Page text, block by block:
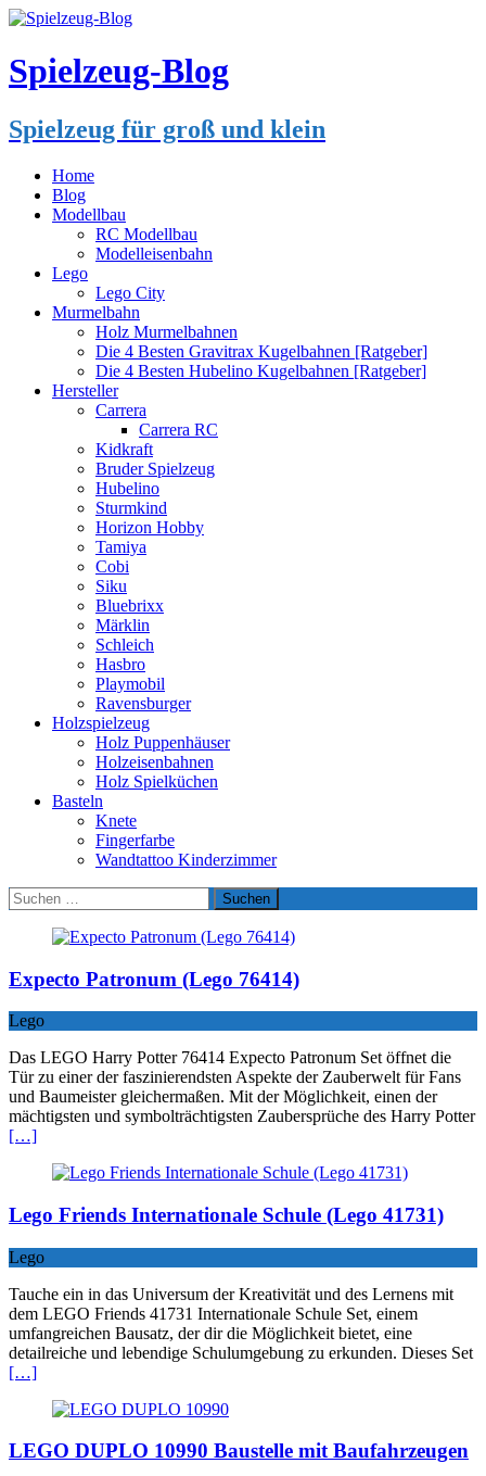
Spielzeug-Blog
Spielzeug für groß und klein
Home
Blog
Modellbau
RC Modellbau
Modelleisenbahn
Lego
Lego City
Murmelbahn
Holz Murmelbahnen
Die 4 Besten Gravitrax Kugelbahnen [Ratgeber]
Die 4 Besten Hubelino Kugelbahnen [Ratgeber]
Hersteller
Carrera
Carrera RC
Kidkraft
Bruder Spielzeug
Hubelino
Sturmkind
Horizon Hobby
Tamiya
Cobi
Siku
Bluebrixx
Märklin
Schleich
Hasbro
Playmobil
Ravensburger
Holzspielzeug
Holz Puppenhäuser
Holzeisenbahnen
Holz Spielküchen
Basteln
Knete
Fingerfarbe
Wandtattoo Kinderzimmer
Suchen
nach:
Expecto Patronum (Lego 76414)
Lego
Das LEGO Harry Potter 76414 Expecto Patronum Set öffnet die
Tür zu einer der faszinierendsten Aspekte der Zauberwelt für Fans
und Baumeister gleichermaßen. Mit der Möglichkeit, einen der
mächtigsten und symbolträchtigsten Zaubersprüche des Harry Potter
[…]
Lego Friends Internationale Schule (Lego 41731)
Lego
Tauche ein in das Universum der Kreativität und des Lernens mit
dem LEGO Friends 41731 Internationale Schule Set, einem
umfangreichen Bausatz, der dir die Möglichkeit bietet, eine
detailreiche und lebendige Schulumgebung zu erkunden. Dieses Set
[…]
LEGO DUPLO 10990 Baustelle mit Baufahrzeugen